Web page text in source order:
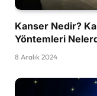
Kanser Nedir?
Yöntemleri
8 Aralık 2024